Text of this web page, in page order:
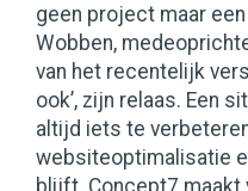
geen project maar
Wobben,
van het recentelijk
ook’, zijn relaas. Een
altijd iets te
websiteoptimalisatie